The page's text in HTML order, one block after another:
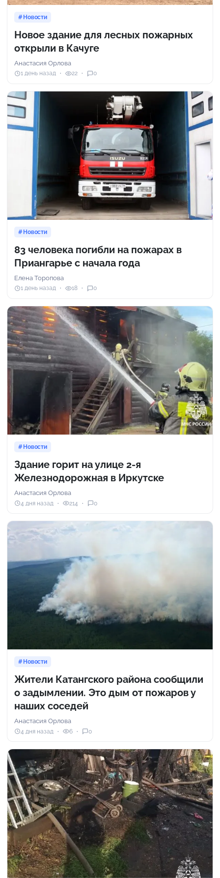
Новости
Новое здание для лесных пожарных
открыли в Качуге
Анастасия Орлова
1 день назад 22 0
Новости
83 человека погибли на пожарах в
Приангарье с начала года
Елена Торопова
1 день назад 18 0
Новости
Здание горит на улице 2-я
Железнодорожная в Иркутске
Анастасия Орлова
4 дня назад 214 0
Новости
Жители Катангского района сообщили
о задымлении. Это дым от пожаров у
наших соседей
Анастасия Орлова
4 дня назад 6 0